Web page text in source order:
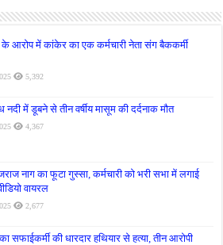
के आरोप में कांकेर का एक कर्मचारी नेता संग बैककर्मी
5,392
में डूबने से तीन वर्षीय मासूम की दर्दनाक मौत
4,367
नाग का फूटा गुस्सा, कर्मचारी को भरी सभा में लगाई
वायरल
2,677
सफाईकर्मी की धारदार हथियार से हत्या, तीन आरोपी